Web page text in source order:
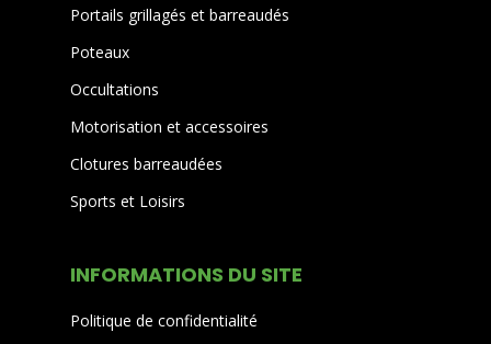
Portails grillagés et barreaudés
Poteaux
Occultations
Motorisation et accessoires
Clotures barreaudées
Sports et Loisirs
INFORMATIONS DU SITE
Politique de confidentialité